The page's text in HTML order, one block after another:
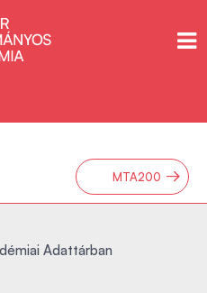
MTA200 →
Adattárban